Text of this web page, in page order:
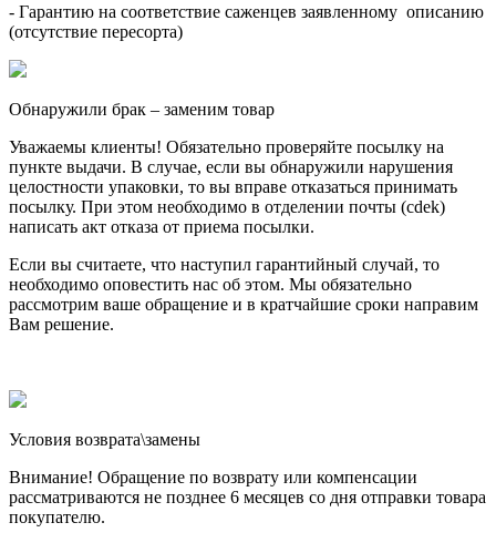
- Гарантию на соответствие саженцев заявленному описанию
(отсутствие пересорта)
Обнаружили брак – заменим товар
Уважаемы клиенты! Обязательно проверяйте посылку на
пункте выдачи. В случае, если вы обнаружили нарушения
целостности упаковки, то вы вправе отказаться принимать
посылку. При этом необходимо в отделении почты (cdek)
написать акт отказа от приема посылки.
Если вы считаете, что наступил гарантийный случай, то
необходимо оповестить нас об этом. Мы обязательно
рассмотрим ваше обращение и в кратчайшие сроки направим
Вам решение.
Условия возврата\замены
Внимание! Обращение по возврату или компенсации
рассматриваются не позднее 6 месяцев со дня отправки товара
покупателю.